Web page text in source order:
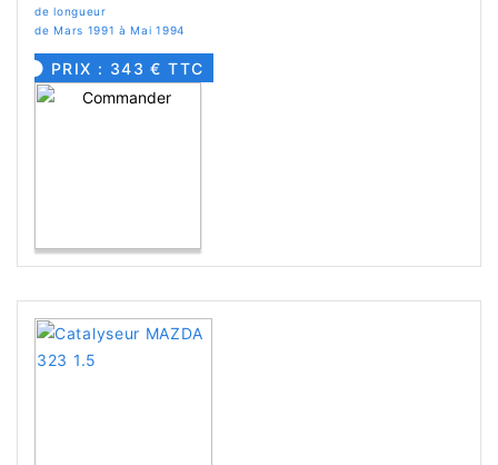
de longueur
de Mars 1991 à Mai 1994
PRIX : 343 € TTC